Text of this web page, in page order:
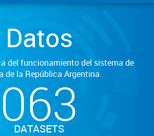
Datos
del funcionamiento del sistema de
de la República Argentina.
063
DATASETS